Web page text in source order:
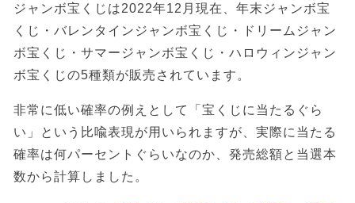
ジャンボ宝くじは2022年12月現在、年末ジャンボ宝
くじ・バレンタインジャンボ宝くじ・ドリームジャン
ボ宝くじ・サマージャンボ宝くじ・ハロウィンジャン
ボ宝くじの5種類が販売されています。
非常に低い確率の例えとして「宝くじに当たるぐら
い」という比喩表現が用いられますが、実際に当たる
確率は何パーセントぐらいなのか、発売総額と当選本
数から計算しました。